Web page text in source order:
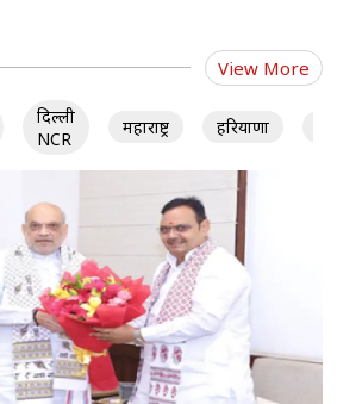
View More
दिल्ली
NCR
महाराष्ट्र हरियाणा